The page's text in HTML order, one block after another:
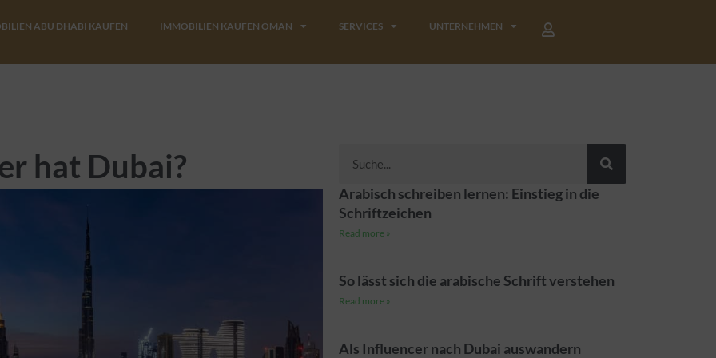
ABU DHABI KAUFEN IMMOBILIEN KAUFEN OMAN SERVICES UNTERNEHMEN
hat Dubai?
Arabisch schreiben lernen: Einstieg in die
Schriftzeichen
Read more »
So lässt sich die arabische Schrift verstehen
Read more »
Als Influencer nach Dubai auswandern